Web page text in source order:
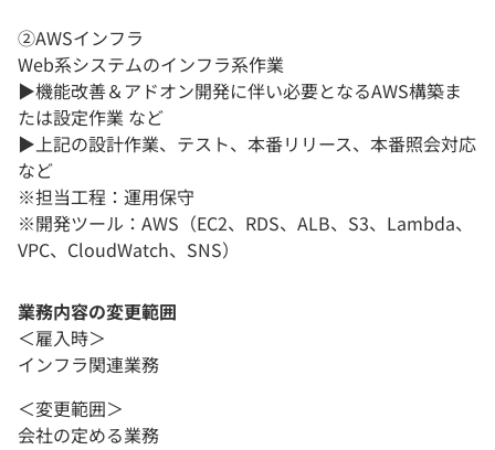
②AWSインフラ
Web系システムのインフラ系作業
▶︎機能改善＆アドオン開発に伴い必要となるAWS構築ま
たは設定作業 など
▶︎上記の設計作業、テスト、本番リリース、本番照会対応
など
※担当工程：運用保守
※開発ツール：AWS（EC2、RDS、ALB、S3、Lambda、
VPC、CloudWatch、SNS）
業務内容の変更範囲
＜雇入時＞
インフラ関連業務
＜変更範囲＞
会社の定める業務